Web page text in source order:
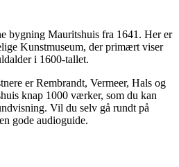
bygning Mauritshuis fra 1641. Her er
Kunstmuseum, der primært viser
i 1600-tallet.
er Rembrandt, Vermeer, Hals og
knap 1000 værker, som du kan
Vil du selv gå rundt på
gode audioguide.